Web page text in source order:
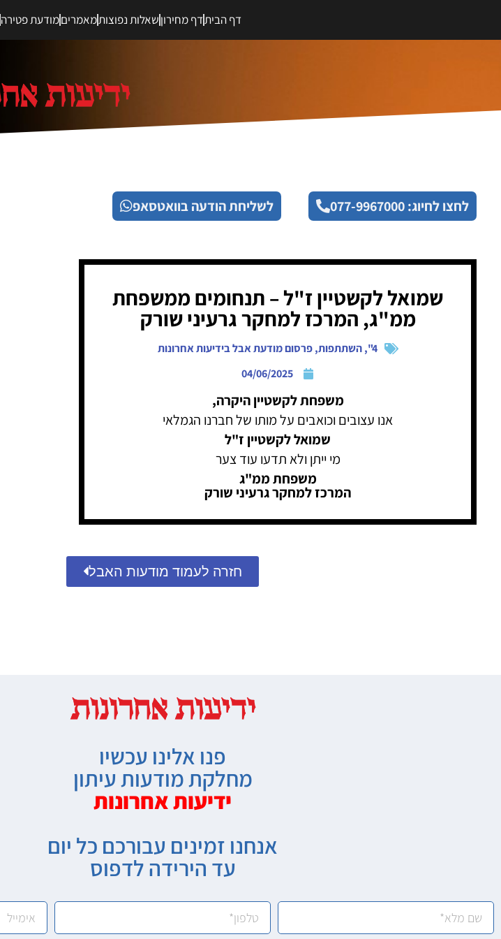
דף הביתדף מחירוןשאלות נפוצותמאמריםמודעת פטירה
לחצו לחיוג: 077-9967000 לשליחת הודעה בוואטסאפ
שמואל לקשטיין ז"ל – תנחומים ממשפחת
ממ"ג, המרכז למחקר גרעיני שורק
4"
,השתתפות,פרסום מודעת אבל בידיעות אחרונות
04/06/2025
משפחת לקשטיין היקרה,
אנו עצובים וכואבים על מותו של חברנו הגמלאי
שמואל לקשטיין ז"ל
מי ייתן ולא תדעו עוד צער
משפחת ממ"ג
המרכז למחקר גרעיני שורק
חזרה לעמוד מודעות האבל
פנו אלינו עכשיו
מחלקת מודעות עיתון
ידיעות אחרונות
אנחנו זמינים עבורכם כל יום
עד הירידה לדפוס